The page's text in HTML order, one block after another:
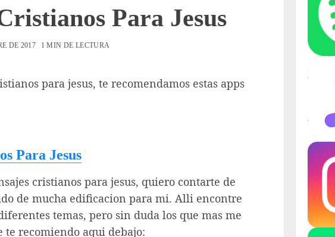
Para Jesus
DE 2017 1 MIN DE LECTURA
para jesus, te recomendamos estas apps
Para Jesus
cristianos para jesus, quiero contarte de
de mucha edificacion para mi. Alli encontre
temas, pero sin duda los que mas me
te recomiendo aqui debajo: